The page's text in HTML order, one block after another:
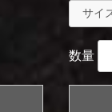
数量